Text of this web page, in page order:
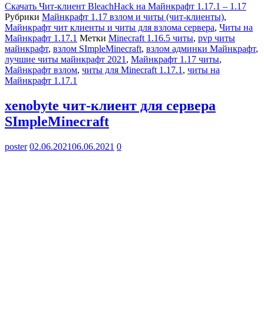
Скачать Чит-клиент BleachHack на Майнкрафт 1.17.1 – 1.17
Рубрики Майнкрафт 1.17 взлом и читы (чит-клиенты),
Майнкрафт чит клиенты и читы для взлома сервера, Читы на
Майнкрафт 1.17.1 Метки Minecraft 1.16.5 читы, pvp читы
майнкрафт, взлом SImpleMinecraft, взлом админки Майнкрафт,
лучшие читы майнкрафт 2021 , Майнкрафт 1.17 читы,
Майнкрафт взлом, читы для Minecraft 1.17.1 , читы на
Майнкрафт 1.17.1
xenobyte чит-клиент для сервера
SImpleMinecraft
poster 02.06.202106.06.2021 0